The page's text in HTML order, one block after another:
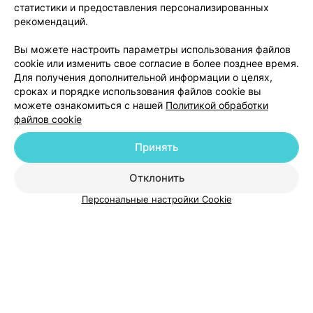
Добавить специалиста
О проекте Новости проекта
Размещение рекламы
Медицинский маркетинг
Публичный договор
Пользовательское соглашение
Способы оплаты
статистики и предоставления персонализированных
рекомендаций.
Вы можете настроить параметры использования файлов
cookie или изменить свое согласие в более позднее время.
Для получения дополнительной информации о целях,
сроках и порядке использования файлов cookie вы
можете ознакомиться с нашей Политикой обработки
файлов cookie
Отклонить
Принять
Персональные настройки Cookie